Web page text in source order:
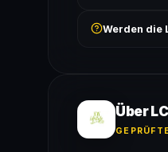
Werden die
Über